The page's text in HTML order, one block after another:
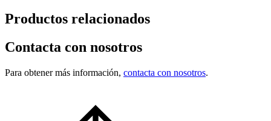
Productos relacionados
Contacta con nosotros
Para obtener más información, contacta con nosotros.